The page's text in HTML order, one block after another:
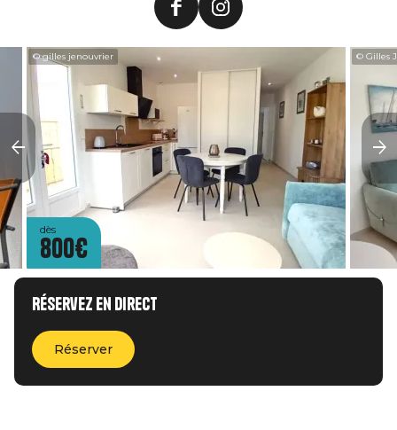
© gilles jenouvrier © Gilles
dès
800€
Réservez en direct
Réserver